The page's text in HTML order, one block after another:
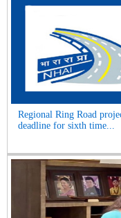
Regional Ring Road
deadline for sixth time...